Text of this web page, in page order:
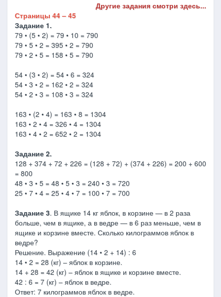
Другие задания смотри здесь...
Страницы 44 – 45
Задание 1.
79 • (5 • 2) = 79 • 10 = 790
79 • 5 • 2 = 395 • 2 = 790
79 • 2 • 5 = 158 • 5 = 790
54 • (3 • 2) = 54 • 6 = 324
54 • 3 • 2 = 162 • 2 = 324
54 • 2 • 3 = 108 • 3 = 324
163 • (2 • 4) = 163 • 8 = 1304
163 • 2 • 4 = 326 • 4 = 1304
163 • 4 • 2 = 652 • 2 = 1304
Задание 2.
128 + 374 + 72 + 226 = (128 + 72) + (374 + 226) = 200 + 600
= 800
48 • 3 • 5 = 48 • 5 • 3 = 240 • 3 = 720
25 • 7 • 4 = 25 • 4 • 7 = 100 • 7 = 700
Задание 3. В ящике 14 кг яблок, в корзине — в 2 раза
больше, чем в ящике, а в ведре — в 6 раз меньше, чем в
ящике и корзине вместе. Сколько килограммов яблок в
ведре?
Решение. Выражение (14 • 2 + 14) : 6
14 • 2 = 28 (кг) – яблок в корзине.
14 + 28 = 42 (кг) – яблок в ящике и корзине вместе.
42 : 6 = 7 (кг) – яблок в ведре.
Ответ: 7 килограммов яблок в ведре.